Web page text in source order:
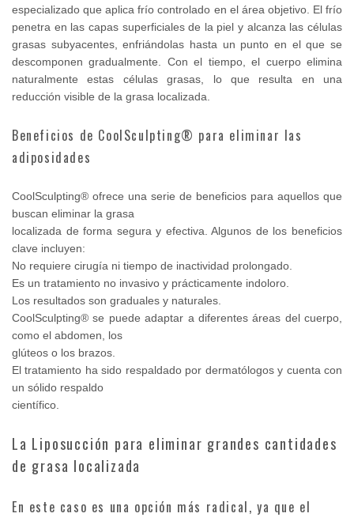
especializado que aplica frío controlado en el área objetivo. El frío
penetra en las capas superficiales de la piel y alcanza las células
grasas subyacentes, enfriándolas hasta un punto en el que se
descomponen gradualmente. Con el tiempo, el cuerpo elimina
naturalmente estas células grasas, lo que resulta en una
reducción visible de la grasa localizada.
Beneficios de CoolSculpting® para eliminar las
adiposidades
CoolSculpting® ofrece una serie de beneficios para aquellos que
buscan eliminar la grasa
localizada de forma segura y efectiva. Algunos de los beneficios
clave incluyen:
No requiere cirugía ni tiempo de inactividad prolongado.
Es un tratamiento no invasivo y prácticamente indoloro.
Los resultados son graduales y naturales.
CoolSculpting® se puede adaptar a diferentes áreas del cuerpo,
como el abdomen, los
glúteos o los brazos.
El tratamiento ha sido respaldado por dermatólogos y cuenta con
un sólido respaldo
científico.
La Liposucción para eliminar grandes cantidades
de grasa localizada
En este caso es una opción más radical, ya que el